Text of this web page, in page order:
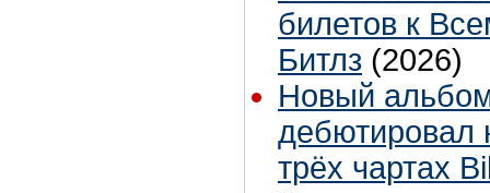
билетов к
Битлз (2026)
Новый
дебютировал
трёх чартах